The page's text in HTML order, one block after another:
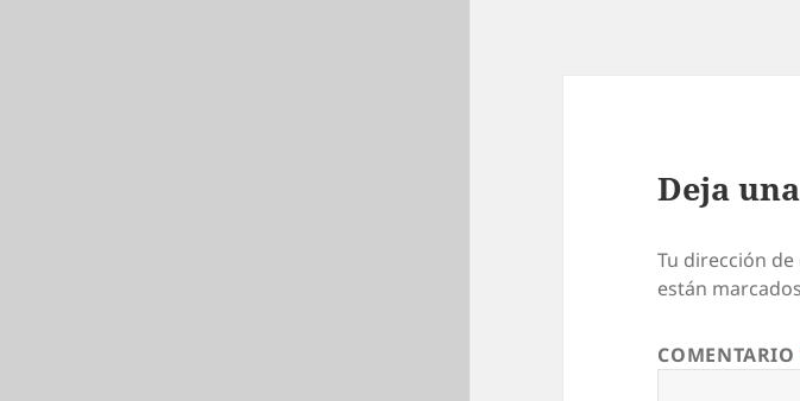
Deja
Tu dirección
están
COMENTARIO